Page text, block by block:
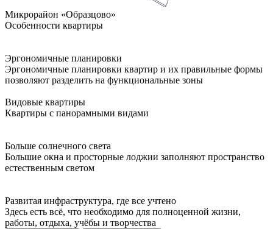
Микрорайон «Образцово»
Особенности квартиры
Эргономичные планировки
Эргономичные планировки квартир и их правильные формы
позволяют разделить на функциональные зоны
Видовые квартиры
Квартиры с панорамными видами
Больше солнечного света
Большие окна и просторные лоджии заполняют пространство
естественным светом
Развитая инфраструктура, где все учтено
Здесь есть всё, что необходимо для полноценной жизни,
работы, отдыха, учёбы и творчества